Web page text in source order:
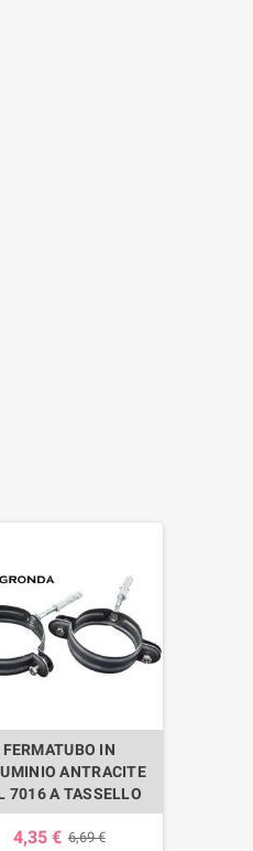
FERMATUBO IN
ANTRACITE
7016 A TASSELLO
4,35 € 6,69 €